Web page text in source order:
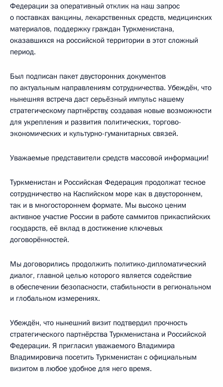
Федерации за оперативный отклик на наш запрос
о поставках вакцины, лекарственных средств, медицинских
материалов, поддержку граждан Туркменистана,
оказавшихся на российской территории в этот сложный
период.
Был подписан пакет двусторонних документов
по актуальным направлениям сотрудничества. Убеждён, что
нынешняя встреча даст серьёзный импульс нашему
стратегическому партнёрству, создавая новые возможности
для укрепления и развития политических, торгово-
экономических и культурно-гуманитарных связей.
Уважаемые представители средств массовой информации!
Туркменистан и Российская Федерация продолжат тесное
сотрудничество на Каспийском море как в двустороннем,
так и в многостороннем формате. Мы высоко ценим
активное участие России в работе саммитов прикаспийских
государств, её вклад в достижение ключевых
договорённостей.
Мы договорились продолжить политико-дипломатический
диалог, главной целью которого является содействие
в обеспечении безопасности, стабильности в региональном
и глобальном измерениях.
Убеждён, что нынешний визит подтвердил прочность
стратегического партнёрства Туркменистана и Российской
Федерации. Я пригласил уважаемого Владимира
Владимировича посетить Туркменистан с официальным
визитом в любое удобное для него время.